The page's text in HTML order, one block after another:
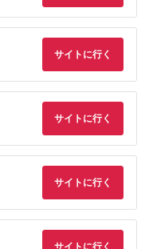
サイトに行く
サイトに行く
サイトに行く
サイトに行く